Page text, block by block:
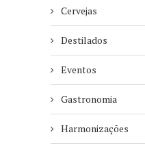
Cervejas
Destilados
Eventos
Gastronomia
Harmonizações